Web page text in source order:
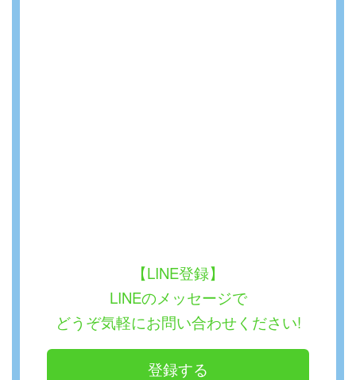
【LINE登録】
LINEのメッセージで
どうぞ気軽にお問い合わせください!
登録する